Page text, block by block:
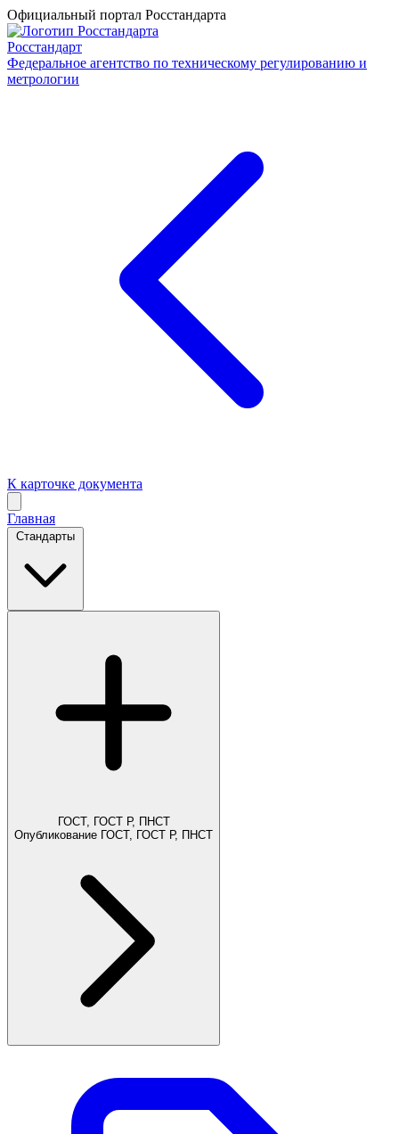
Официальный портал Росстандарта
Росстандарт
Федеральное агентство по техническому регулированию и
метрологии
К карточке документа
Главная
Стандарты
ГОСТ, ГОСТ Р, ПНСТ
Опубликование ГОСТ, ГОСТ Р, ПНСТ